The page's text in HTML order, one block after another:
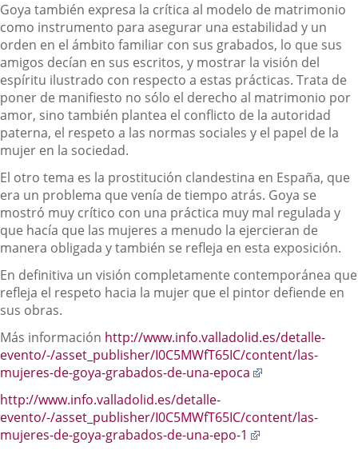
Goya también expresa la crítica al modelo de matrimonio
como instrumento para asegurar una estabilidad y un
orden en el ámbito familiar con sus grabados, lo que sus
amigos decían en sus escritos, y mostrar la visión del
espíritu ilustrado con respecto a estas prácticas. Trata de
poner de manifiesto no sólo el derecho al matrimonio por
amor, sino también plantea el conflicto de la autoridad
paterna, el respeto a las normas sociales y el papel de la
mujer en la sociedad.
El otro tema es la prostitución clandestina en España, que
era un problema que venía de tiempo atrás. Goya se
mostró muy crítico con una práctica muy mal regulada y
que hacía que las mujeres a menudo la ejercieran de
manera obligada y también se refleja en esta exposición.
En definitiva un visión completamente contemporánea que
refleja el respeto hacia la mujer que el pintor defiende en
sus obras.
Más información http://www.info.valladolid.es/detalle-
evento/-/asset_publisher/I0C5MWfT65IC/content/las-
mujeres-de-goya-grabados-de-una-epoca
aplicación
http://www.info.valladolid.es/detalle-
evento/-/asset_publisher/I0C5MWfT65IC/content/las-
mujeres-de-goya-grabados-de-una-epo-1